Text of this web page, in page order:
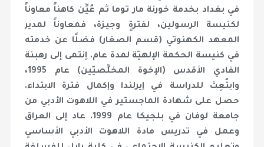
في بغداد بخدمة خورنة مار توما ثم عُيِّن كاهناً معاوناً
لكنيسة الرسولين، لفترةٍ وجيزة، فمعاوناً لمدير
المعهد الكهنوتي (قسم الصغار) فضلًا عن خدمته
في كنيسة الحكمة الإلهيّة لمدة عام. اِنتمى إلى رهبنة
الفادي الأقدس (الإخوة المخلِّصيّين) عام 1995،
وابتُعِث للدراسة في إيرلندا وإكمال فترة الابتداء.
حصل على شهادة الماجستير في اللاهوت الأدبي من
جامعة لوفان في بلجيكا عام 1999. عاد إلى العراق
وعمل في تدريس مادة اللاهوت الأدبي الأساسي